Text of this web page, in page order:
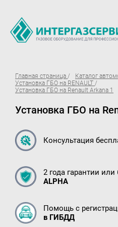
О компании
Новости
ГБО Alpha
Вопросы и ответы
Вакансии
Документы компании
Оферта
Партнёрам
Доставка Партнерам
Главная страница
Каталог
Установка ГБО на RENAULT
Установка ГБО на Renault Arkana 1
Установка ГБО на
Консультация
2 года гарантии
ALPHA
Помощь с
в ГИБДД